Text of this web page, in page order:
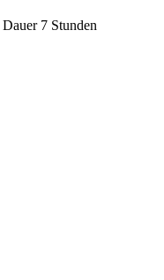
Dauer 7 Stunden